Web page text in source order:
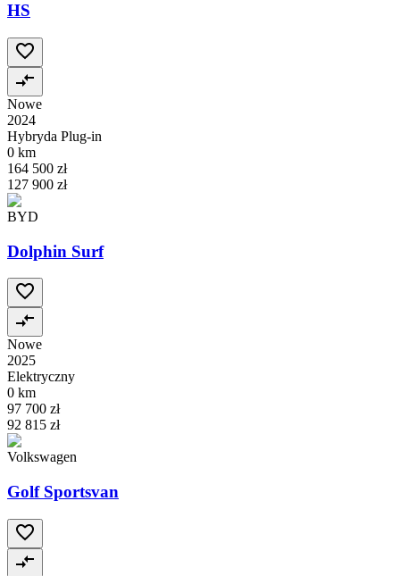
HS
Nowe
2024
Hybryda Plug-in
0 km
164 500 zł
127 900 zł
BYD
Dolphin Surf
Nowe
2025
Elektryczny
0 km
97 700 zł
92 815 zł
Volkswagen
Golf Sportsvan